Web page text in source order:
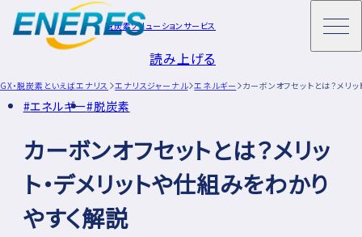
読み上げる
脱炭素ソリューションサービス
GX・脱炭素といえばエナリス エナリスジャーナル エネルギー カーボンオフセットとは？メリ
エネルギー 脱炭素
カーボンオフセットとは？メリッ
ト・デメリットや仕組みをわかり
やすく解説